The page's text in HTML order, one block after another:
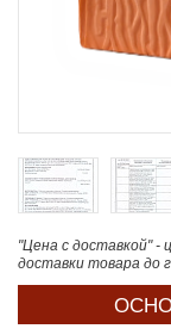
"Цена с доставкой" -
доставки товара до